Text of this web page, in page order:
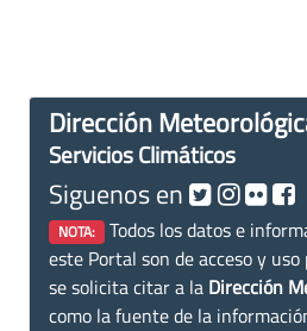
Dirección
Servicios Climáticos
Siguenos en
NOTA: Todos los datos e
este Portal son de acceso y
se solicita citar a la Dirección
como la fuente de la